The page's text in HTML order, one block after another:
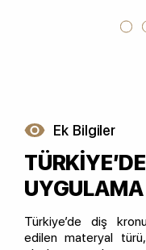
Ek Bilgiler
UYGULAMA
Türkiye’de diş
edilen materyal